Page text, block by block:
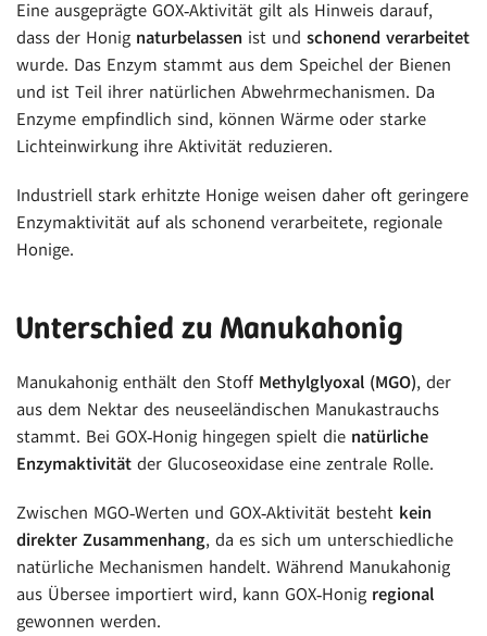
Eine ausgeprägte GOX‑Aktivität gilt als Hinweis darauf,
dass der Honig naturbelassen ist und schonend verarbeitet
wurde. Das Enzym stammt aus dem Speichel der Bienen
und ist Teil ihrer natürlichen Abwehrmechanismen. Da
Enzyme empfindlich sind, können Wärme oder starke
Lichteinwirkung ihre Aktivität reduzieren.
Industriell stark erhitzte Honige weisen daher oft geringere
Enzymaktivität auf als schonend verarbeitete, regionale
Honige.
Unterschied zu Manukahonig
Manukahonig enthält den Stoff Methylglyoxal (MGO), der
aus dem Nektar des neuseeländischen Manukastrauchs
stammt. Bei GOX‑Honig hingegen spielt die natürliche
Enzymaktivität der Glucoseoxidase eine zentrale Rolle.
Zwischen MGO‑Werten und GOX‑Aktivität besteht kein
direkter Zusammenhang, da es sich um unterschiedliche
natürliche Mechanismen handelt. Während Manukahonig
aus Übersee importiert wird, kann GOX‑Honig regional
gewonnen werden.